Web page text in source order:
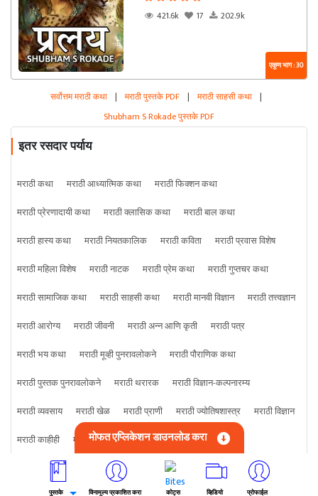
421.6k
17 202.9k
एकूण भाग : 30
सर्वोत्तम मराठी कथा | मराठी पुस्तके PDF | मराठी साहसी कथा |
Shubham S Rokade पुस्तके PDF
इतर रसदार पर्याय
मराठी कथा मराठी आध्यात्मिक कथा
मराठी फिक्शन कथा
मराठी प्रेरणादायी कथा
मराठी क्लासिक कथा
मराठी बाल कथा
मराठी हास्य कथा
मराठी नियतकालिक मराठी कविता
मराठी प्रवास विशेष
मराठी महिला विशेष
मराठी नाटक मराठी प्रेम कथा
मराठी गुप्तचर कथा
मराठी सामाजिक कथा
मराठी साहसी कथा मराठी मानवी विज्ञान
मराठी तत्त्वज्ञान
मराठी आरोग्य
मराठी जीवनी मराठी अन्न आणि कृती
मराठी पत्र
मराठी भय कथा
मराठी मूव्ही पुनरावलोकने
मराठी पौराणिक कथा
मराठी पुस्तक पुनरावलोकने
मराठी थरारक
मराठी विज्ञान-कल्पनारम्य
मराठी व्यवसाय
मराठी खेळ मराठी प्राणी मराठी ज्योतिषशास्त्र
मराठी विज्ञान
मराठी काहीही
मराठी क्राइम कथा
मोफत एप्लिकेशन डाउनलोड करा
पुस्तके विनामूल्य प्रकाशित करा कोट्स व्हिडियो प्रोफाईल